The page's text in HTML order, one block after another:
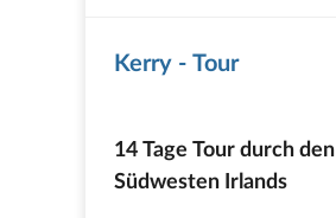
Kerry - Tour
14 Tage Tour durch den
Südwesten Irlands